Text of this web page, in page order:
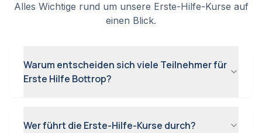
Alles Wichtige rund um unsere Erste-Hilfe-Kurse auf
einen Blick.
Warum entscheiden sich viele Teilnehmer für
Erste Hilfe Bottrop?
Wer führt die Erste-Hilfe-Kurse durch?